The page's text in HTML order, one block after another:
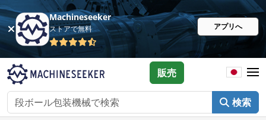
Machineseeker
ストアで無料 アプリへ
検索
販売